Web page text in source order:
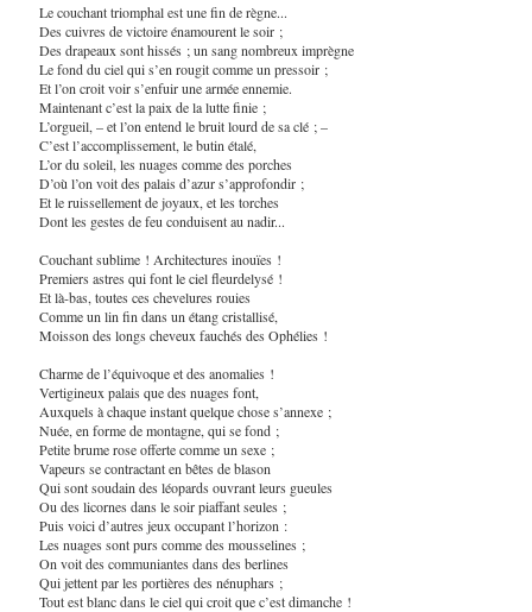
Le couchant triomphal est une fin de règne...
Des cuivres de victoire énamourent le soir ;
Des drapeaux sont hissés ; un sang nombreux imprègne
Le fond du ciel qui s’en rougit comme un pressoir ;
Et l’on croit voir s’enfuir une armée ennemie.
Maintenant c’est la paix de la lutte finie ;
L’orgueil, – et l’on entend le bruit lourd de sa clé ; –
C’est l’accomplissement, le butin étalé,
L’or du soleil, les nuages comme des porches
D’où l’on voit des palais d’azur s’approfondir ;
Et le ruissellement de joyaux, et les torches
Dont les gestes de feu conduisent au nadir...
Couchant sublime ! Architectures inouïes !
Premiers astres qui font le ciel fleurdelysé !
Et là-bas, toutes ces chevelures rouies
Comme un lin fin dans un étang cristallisé,
Moisson des longs cheveux fauchés des Ophélies !
Charme de l’équivoque et des anomalies !
Vertigineux palais que des nuages font,
Auxquels à chaque instant quelque chose s’annexe ;
Nuée, en forme de montagne, qui se fond ;
Petite brume rose offerte comme un sexe ;
Vapeurs se contractant en bêtes de blason
Qui sont soudain des léopards ouvrant leurs gueules
Ou des licornes dans le soir piaffant seules ;
Puis voici d’autres jeux occupant l’horizon :
Les nuages sont purs comme des mousselines ;
On voit des communiantes dans des berlines
Qui jettent par les portières des nénuphars ;
Tout est blanc dans le ciel qui croit que c’est dimanche !